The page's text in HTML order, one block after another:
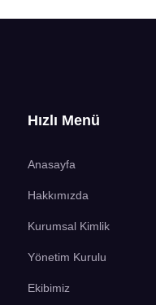
Hızlı Menü
Anasayfa
Hakkımızda
Kurumsal Kimlik
Yönetim Kurulu
Ekibimiz